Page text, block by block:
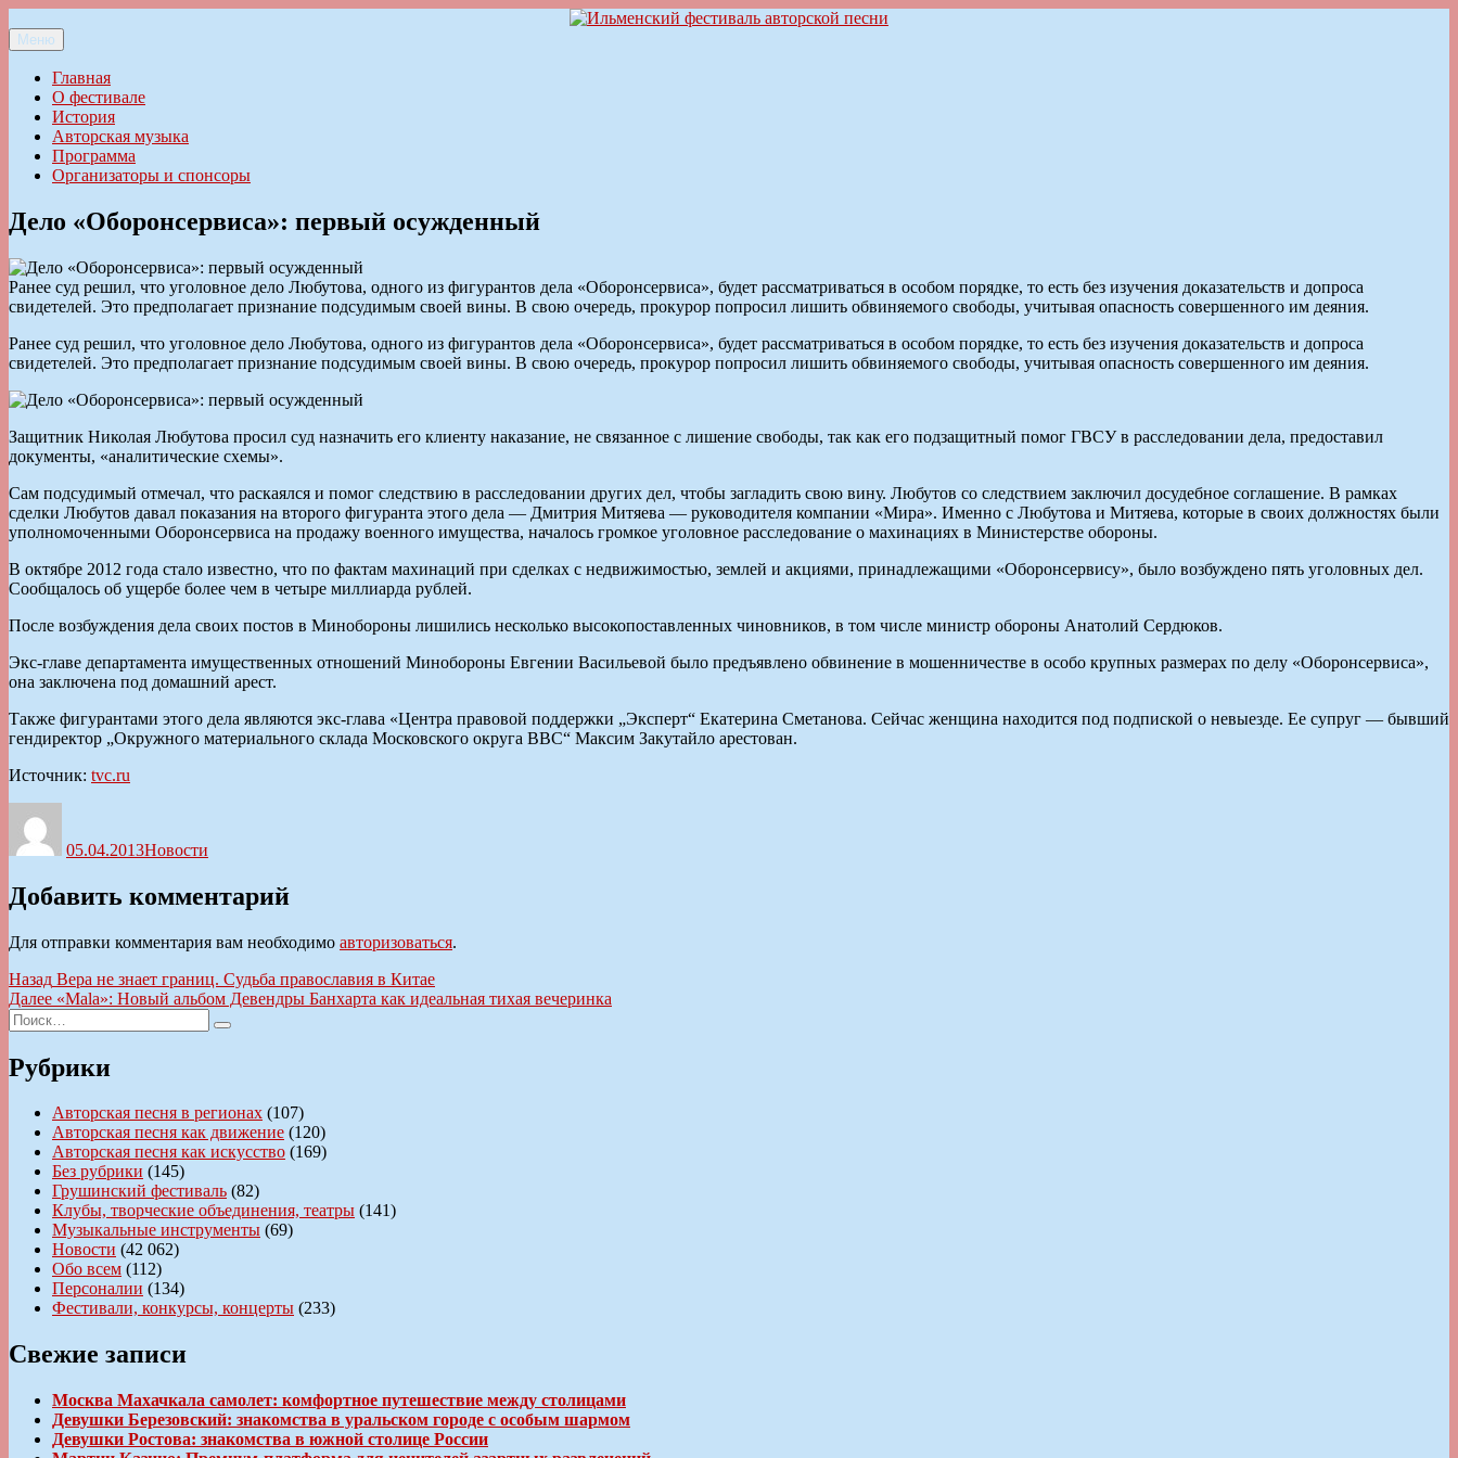
к
содержимому
Ильменский фестиваль авторской песни
Меню
Главная
О фестивале
История
Авторская музыка
Программа
Организаторы и спонсоры
Дело «Оборонсервиса»: первый осужденный
Ранее суд решил, что уголовное дело Любутова, одного из фигурантов дела «Оборонсервиса», будет рассматриваться в особом порядке, то есть без изучения доказательств и допроса
свидетелей. Это предполагает признание подсудимым своей вины. В свою очередь, прокурор попросил лишить обвиняемого свободы, учитывая опасность совершенного им деяния.
Ранее суд решил, что уголовное дело Любутова, одного из фигурантов дела «Оборонсервиса», будет рассматриваться в особом порядке, то есть без изучения доказательств и допроса
свидетелей. Это предполагает признание подсудимым своей вины. В свою очередь, прокурор попросил лишить обвиняемого свободы, учитывая опасность совершенного им деяния.
Защитник Николая Любутова просил суд назначить его клиенту наказание, не связанное с лишение свободы, так как его подзащитный помог ГВСУ в расследовании дела, предоставил
документы, «аналитические схемы».
Сам подсудимый отмечал, что раскаялся и помог следствию в расследовании других дел, чтобы загладить свою вину. Любутов со следствием заключил досудебное соглашение. В рамках
сделки Любутов давал показания на второго фигуранта этого дела — Дмитрия Митяева — руководителя компании «Мира». Именно с Любутова и Митяева, которые в своих должностях были
уполномоченными Оборонсервиса на продажу военного имущества, началось громкое уголовное расследование о махинациях в Министерстве обороны.
В октябре 2012 года стало известно, что по фактам махинаций при сделках с недвижимостью, землей и акциями, принадлежащими «Оборонсервису», было возбуждено пять уголовных дел.
Сообщалось об ущербе более чем в четыре миллиарда рублей.
После возбуждения дела своих постов в Минобороны лишились несколько высокопоставленных чиновников, в том числе министр обороны Анатолий Сердюков.
Экс-главе департамента имущественных отношений Минобороны Евгении Васильевой было предъявлено обвинение в мошенничестве в особо крупных размерах по делу «Оборонсервиса»,
она заключена под домашний арест.
Также фигурантами этого дела являются экс-глава «Центра правовой поддержки „Эксперт“ Екатерина Сметанова. Сейчас женщина находится под подпиской о невыезде. Ее супруг — бывший
гендиректор „Окружного материального склада Московского округа ВВС“ Максим Закутайло арестован.
Источник: tvc.ru
05.04.2013Новости
Добавить комментарий
Для отправки комментария вам необходимо авторизоваться.
Навигация
по
записям
Назад Предыдущая
запись:
Вера не знает границ. Судьба православия в Китае
Далее Следующая
«Mala»: Новый альбом Девендры Банхарта как идеальная тихая вечеринка
Искать:
Поиск
Рубрики
Авторская песня в регионах (107)
Авторская песня как движение (120)
Авторская песня как искусство (169)
Без рубрики (145)
Грушинский фестиваль (82)
Клубы, творческие объединения, театры (141)
Музыкальные инструменты (69)
Новости (42 062)
Обо всем (112)
Персоналии (134)
Фестивали, конкурсы, концерты (233)
Свежие записи
Москва Махачкала самолет: комфортное путешествие между столицами
Девушки Березовский: знакомства в уральском городе с особым шармом
Девушки Ростова: знакомства в южной столице России